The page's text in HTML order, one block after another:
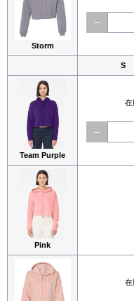
Storm
S
Team Purple
在
Pink
在